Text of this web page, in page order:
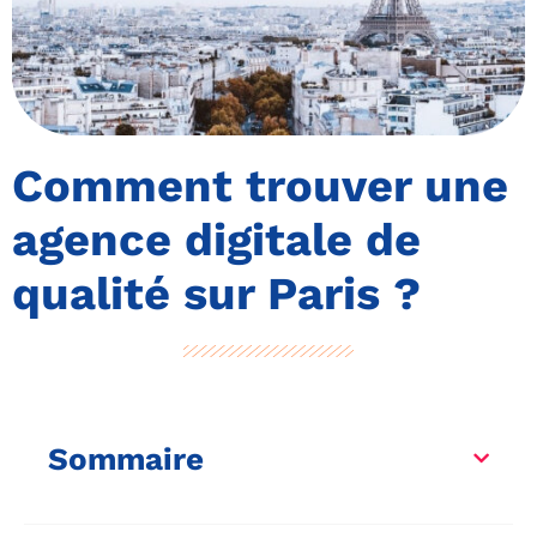
Comment trouver une
agence digitale de
qualité sur Paris ?
Sommaire